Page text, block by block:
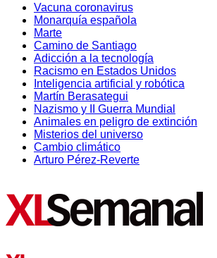
Vacuna coronavirus
Monarquía española
Marte
Camino de Santiago
Adicción a la tecnología
Racismo en Estados Unidos
Inteligencia artificial y robótica
Martín Berasategui
Nazismo y II Guerra Mundial
Animales en peligro de extinción
Misterios del universo
Cambio climático
Arturo Pérez-Reverte